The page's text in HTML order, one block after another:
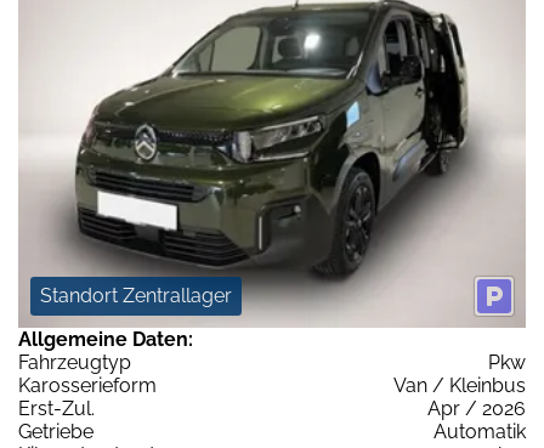
Standort Zentrallager
Allgemeine Daten:
Fahrzeugtyp
Pkw
Karosserieform
Van / Kleinbus
Erst-Zul.
Apr / 2026
Getriebe
Automatik